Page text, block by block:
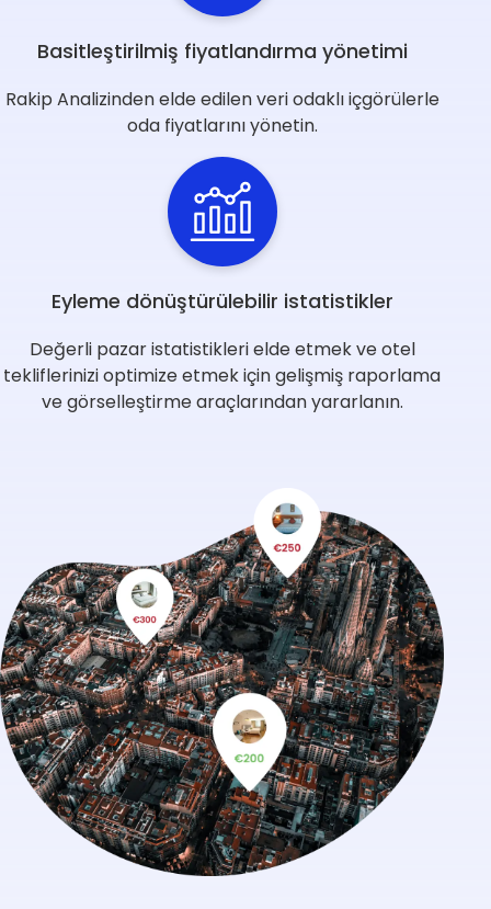
Basitleştirilmiş fiyatlandırma yönetimi
Rakip Analizinden elde edilen veri odaklı içgörülerle
oda fiyatlarını yönetin.
Eyleme dönüştürülebilir istatistikler
Değerli pazar istatistikleri elde etmek ve otel
tekliflerinizi optimize etmek için gelişmiş raporlama
ve görselleştirme araçlarından yararlanın.